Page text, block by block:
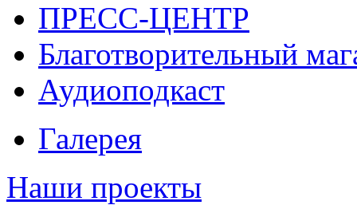
ПРЕСС-ЦЕНТР
Благотворительный
Аудиоподкаст
Галерея
Наши проекты